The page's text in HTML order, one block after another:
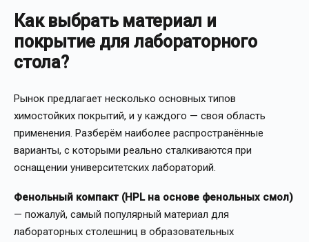
Как выбрать материал и
покрытие для лабораторного
стола?
Рынок предлагает несколько основных типов
химостойких покрытий, и у каждого — своя область
применения. Разберём наиболее распространённые
варианты, с которыми реально сталкиваются при
оснащении университетских лабораторий.
Фенольный компакт (HPL на основе фенольных смол)
— пожалуй, самый популярный материал для
лабораторных столешниц в образовательных